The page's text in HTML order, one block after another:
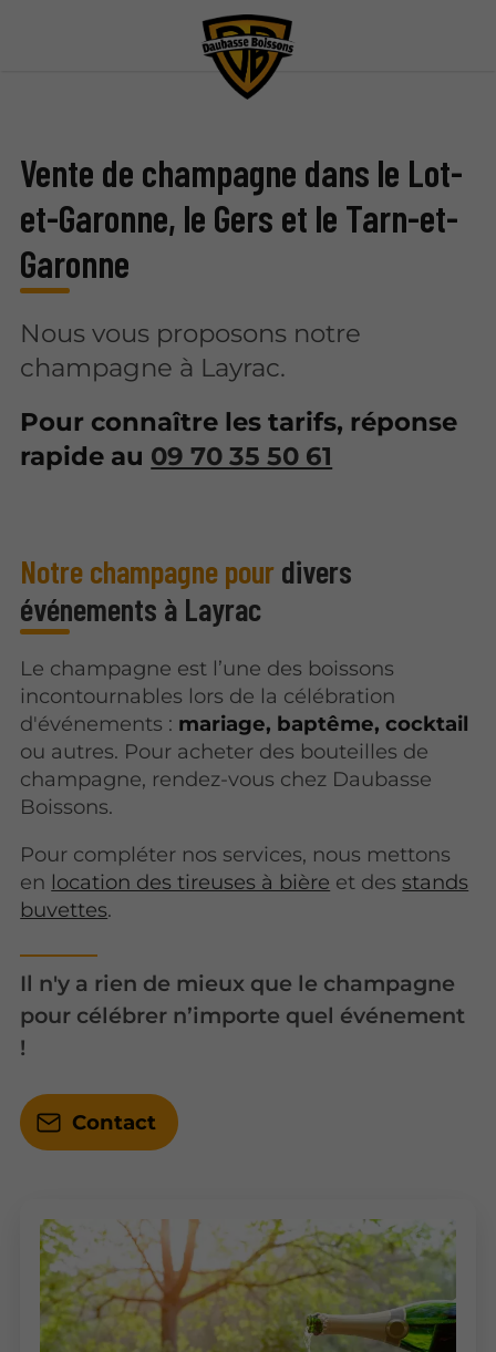
Vente de champagne dans le Lot-
et-Garonne, le Gers et le Tarn-et-
Garonne
Nous vous proposons notre
champagne à Layrac.
Pour connaître les tarifs, réponse
rapide au 09 70 35 50 61
Notre champagne pour divers
événements à Layrac
Le champagne est l’une des boissons
incontournables lors de la célébration
d'événements : mariage, baptême, cocktail
ou autres. Pour acheter des bouteilles de
champagne, rendez-vous chez Daubasse
Boissons.
Pour compléter nos services, nous mettons
en location des tireuses à bière et des stands
buvettes.
Il n'y a rien de mieux que le champagne
pour célébrer n’importe quel événement
!
Contact